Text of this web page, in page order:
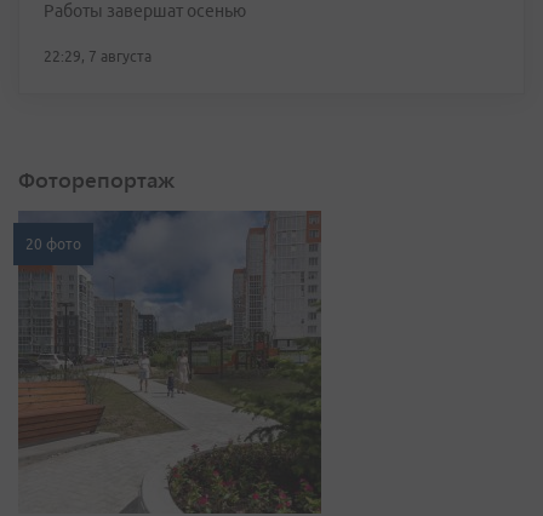
Работы завершат осенью
22:29, 7 августа
Фоторепортаж
20 фото